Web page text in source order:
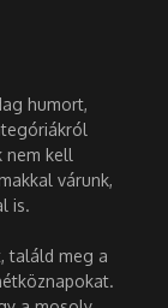
humort,
nem kell
várunk,
is.
találd meg a